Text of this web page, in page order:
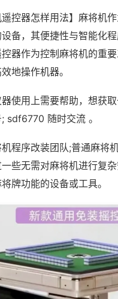
遥控器怎样用法】麻将机
备，其便捷性与智能化
器作为控制麻将机的重
地操作机器。
使用上需要帮助，想获
sdf6770 随时交流 。
程序改装团队;普通麻将
些无需对麻将机进行复
牌功能的设备或工具。